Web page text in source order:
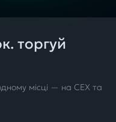
торгуй
місці — на CEX та